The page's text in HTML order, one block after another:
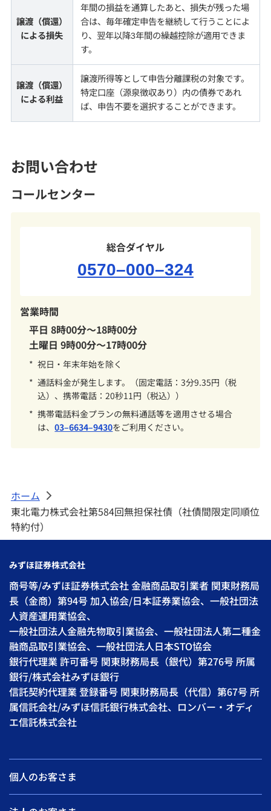
譲渡（償還）
による損失
年間の損益を通算したあと、損失が残った場
合は、毎年確定申告を継続して行うことによ
り、翌年以降3年間の繰越控除が適用できま
す。
譲渡（償還）
による利益
譲渡所得等として申告分離課税の対象です。
特定口座（源泉徴収あり）内の債券であれ
ば、申告不要を選択することができます。
お問い合わせ
コールセンター
総合ダイヤル
0570–000–324
営業時間
平日 8時00分～18時00分
土曜日 9時00分～17時00分
* 祝日・年末年始を除く
* 通話料金が発生します。（固定電話：3分9.35円（税
込）、携帯電話：20秒11円（税込））
* 携帯電話料金プランの無料通話等を適用させる場合
は、03–6634–9430をご利用ください。
ホーム
>
東北電力株式会社第584回無担保社債（社債間限定同順位
特約付）
みずほ証券株式会社
商号等/みずほ証券株式会社 金融商品取引業者 関東財務局
長（金商）第94号 加入協会/日本証券業協会、一般社団法
人資産運用業協会、
一般社団法人金融先物取引業協会、一般社団法人第二種金
融商品取引業協会、一般社団法人日本STO協会
銀行代理業 許可番号 関東財務局長（銀代）第276号 所属
銀行/株式会社みずほ銀行
信託契約代理業 登録番号 関東財務局長（代信）第67号 所
属信託会社/みずほ信託銀行株式会社、ロンバー・オディ
エ信託株式会社
個人のお客さま